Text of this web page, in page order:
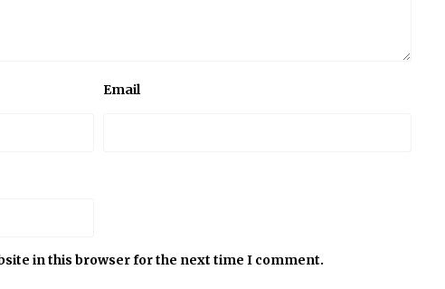
Email
in this browser for the next time I comment.